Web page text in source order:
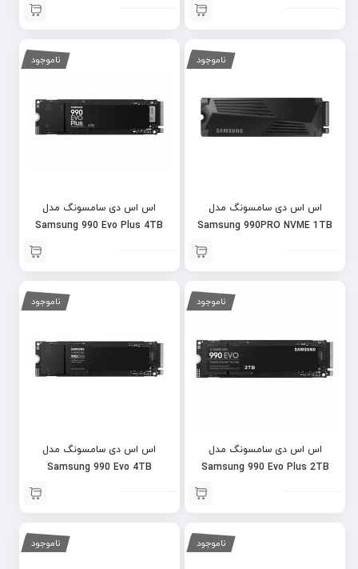
ناموجود
اس اس دی سامسونگ مدل
Samsung 990PRO NVME 1TB
ناموجود
اس اس دی سامسونگ مدل
Samsung 990 Evo Plus 4TB
ناموجود
اس اس دی سامسونگ مدل
Samsung 990 Evo Plus 2TB
ناموجود
اس اس دی سامسونگ مدل
Samsung 990 Evo 4TB
ناموجود ناموجود